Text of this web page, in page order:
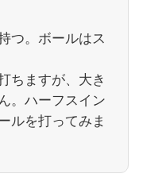
つ。ボールはス
ちますが、大き
。ハーフスイン
ルを打ってみま